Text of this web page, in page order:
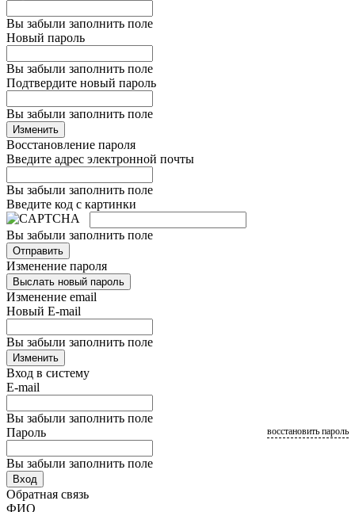
Вы забыли заполнить поле
Новый пароль
Вы забыли заполнить поле
Подтвердите новый пароль
Вы забыли заполнить поле
Изменить
Восстановление пароля
Введите адрес электронной почты
Вы забыли заполнить поле
Введите код с картинки
Вы забыли заполнить поле
Отправить
Изменение пароля
Выслать новый пароль
Изменение email
Новый E-mail
Вы забыли заполнить поле
Изменить
Вход в систему
E-mail
Вы забыли заполнить поле
Пароль
Вы забыли заполнить поле
восстановить пароль
Вход
Обратная связь
ФИО